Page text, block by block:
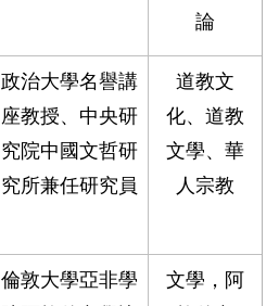
論
政治大學名譽講
座教授、中央研
究院中國文哲研
究所兼任研究員
道教文
化、道教
文學、華
人宗教
倫敦大學亞非學
文學，阿